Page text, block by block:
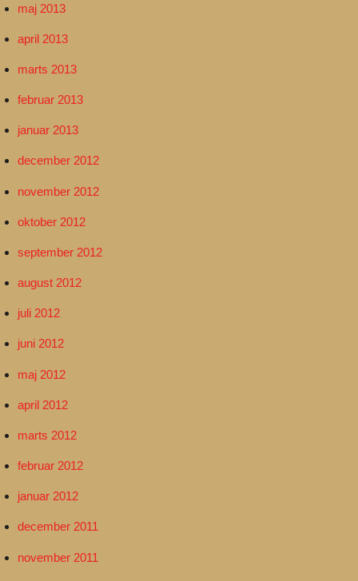
maj 2013
april 2013
marts 2013
februar 2013
januar 2013
december 2012
november 2012
oktober 2012
september 2012
august 2012
juli 2012
juni 2012
maj 2012
april 2012
marts 2012
februar 2012
januar 2012
december 2011
november 2011